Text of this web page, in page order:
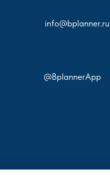
@BplannerApp
info@bplanner.ru